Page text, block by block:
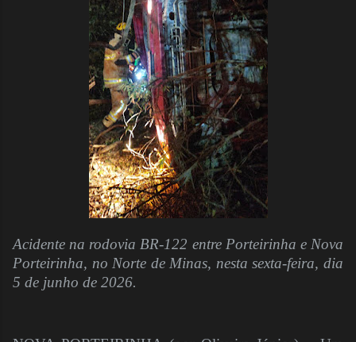
Acidente na rodovia BR-122 entre Porteirinha e Nova
Porteirinha, no Norte de Minas, nesta sexta-feira, dia
5 de junho de 2026.